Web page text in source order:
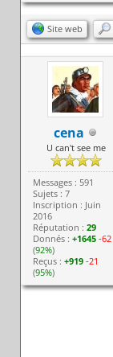
Site web
cena
U can't see me
Messages : 591
Sujets : 7
Inscription : Juin
2016
Réputation :29
Donnés :+1645 -62
(92%)
Reçus :+919 -21
(95%)